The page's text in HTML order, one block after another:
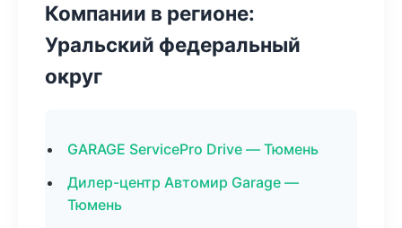
Компании в регионе:
Уральский федеральный
округ
GARAGE ServicePro Drive — Тюмень
Дилер-центр Автомир Garage —
Тюмень